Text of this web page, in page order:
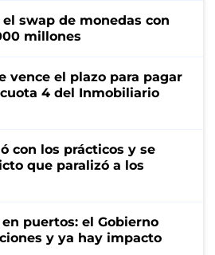
swap de monedas con
millones
vence el plazo para pagar
4 del Inmobiliario
con los prácticos y se
que paralizó a los
puertos: el Gobierno
y ya hay impacto